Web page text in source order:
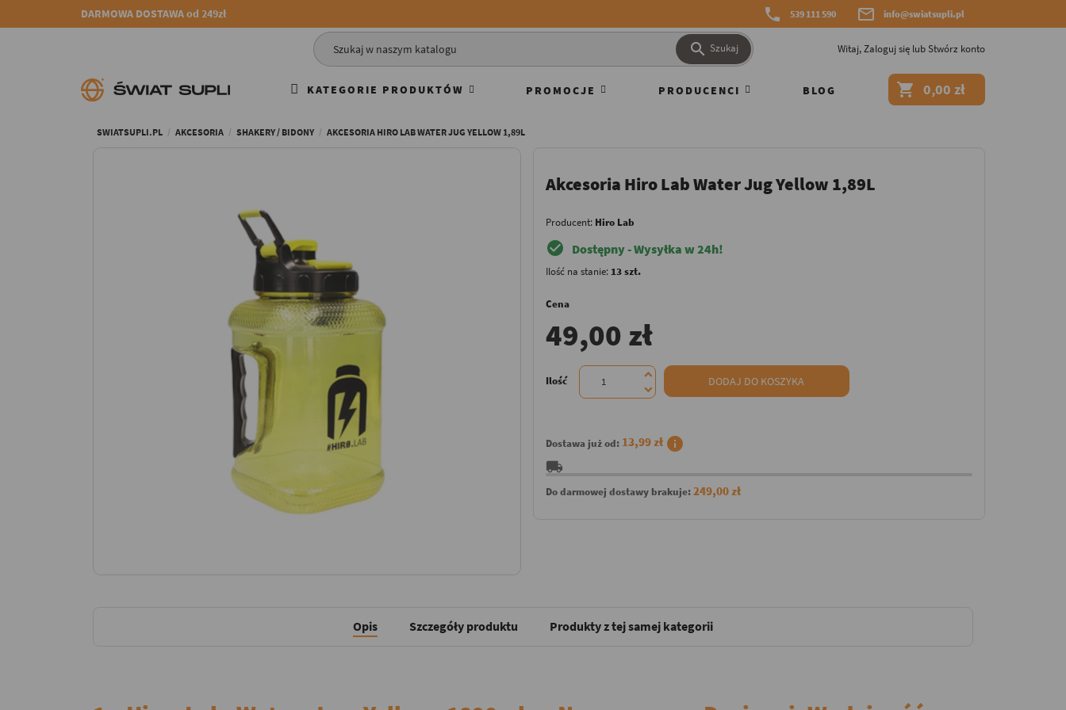
DARMOWA DOSTAWA od 249zł  539 111 590  info@swiatsupli.pl
 Szukaj Witaj,Zaloguj się lubStwórz konto
KATEGORIE PRODUKTÓW PROMOCJE PRODUCENCI BLOG  0,00 zł
SWIATSUPLI.PL AKCESORIA SHAKERY / BIDONY AKCESORIA HIRO LAB WATER JUG YELLOW 1,89L
Akcesoria Hiro Lab Water Jug Yellow 1,89L
Producent: Hiro Lab
check_circle Dostępny - Wysyłka w 24h!
Ilość na stanie: 13 szt.
Cena
49,00 zł
Ilość DODAJ DO KOSZYKA
Dostawa już od: 13,99 zł info
local_shipping
Do darmowej dostawy brakuje: 249,00 zł
Opis Szczegóły produktu Produkty z tej samej kategorii